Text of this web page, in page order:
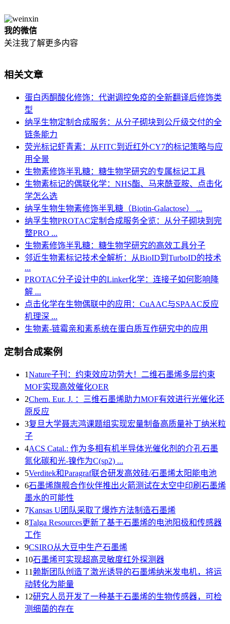
我的微信
关注我了解更多内容
相关文章
蛋白丙酮酸化修饰：代谢调控免疫的全新翻译后修饰类
型
纳孚生物定制合成服务：从分子砌块到公斤级交付的全
链条能力
荧光标记虾青素：从FITC到近红外CY7的标记策略与应
用全景
生物素修饰半乳糖：糖生物学研究的专属标记工具
生物素标记的偶联化学：NHS酯、马来酰亚胺、点击化
学怎么选
纳孚生物生物素修饰半乳糖（Biotin-Galactose） ...
纳孚生物PROTAC定制合成服务全览：从分子砌块到完
整PRO ...
生物素修饰半乳糖：糖生物学研究的高效工具分子
邻近生物素标记技术全解析：从BioID到TurboID的技术
...
PROTAC分子设计中的Linker化学：连接子如何影响降
解 ...
点击化学在生物偶联中的应用：CuAAC与SPAAC反应
机理深 ...
生物素-链霉亲和素系统在蛋白质互作研究中的应用
定制合成案例
1Nature子刊：约束效应功劳大！二维石墨烯多层约束
MOF实现高效催化OER
2Chem. Eur. J. ：三维石墨烯助力MOF有效进行光催化还
原反应
3复旦大学聂志鸿课题组实现宏量制备高质量补丁纳米粒
子
4ACS Catal.: 作为多相有机半导体光催化剂的介孔石墨
氮化碳和光-镍作为C(sp2) ...
5Verditek和Paragraf联合研发高效硅/石墨烯太阳能电池
6石墨烯旗舰合作伙伴推出火箭测试在太空中印刷石墨烯
墨水的可能性
7Kansas U团队采取了爆炸方法制造石墨烯
8Talga Resources更新了基于石墨烯的电池阳极和传感器
工作
9CSIRO从大豆中生产石墨烯
10石墨烯可实现超高灵敏度红外探测器
11赖斯团队创造了激光诱导的石墨烯纳米发电机，将运
动转化为能量
12研究人员开发了一种基于石墨烯的生物传感器，可检
测细菌的存在